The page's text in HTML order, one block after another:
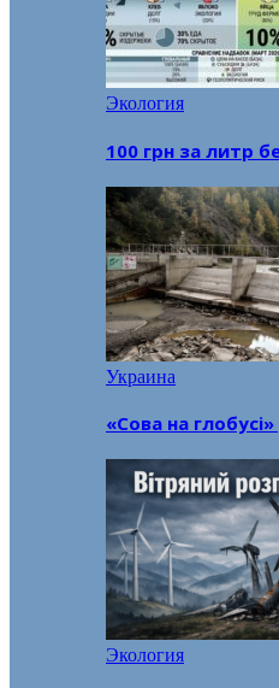
Экология
100 грн за литр
Украина
«Сова на
Экология